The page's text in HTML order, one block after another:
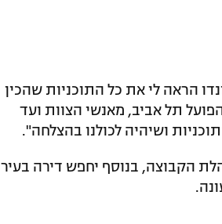
הראה לי את כל התוכניות שהכין
תל אביב, מאנשי הצוות ועד
ושיהיה לכולנו בהצלחה".
הקבוצה, בנוסף יחפש דירה בעיר